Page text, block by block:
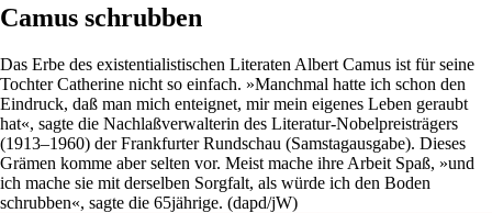
Camus schrubben
Das Erbe des existentialistischen Literaten Albert Camus ist für seine
Tochter Catherine nicht so einfach. »Manchmal hatte ich schon den
Eindruck, daß man mich enteignet, mir mein eigenes Leben geraubt
hat«, sagte die Nachlaßverwalterin des Literatur-Nobelpreisträgers
(1913–1960) der Frankfurter Rundschau (Samstagausgabe). Dieses
Grämen komme aber selten vor. Meist mache ihre Arbeit Spaß, »und
ich mache sie mit derselben Sorgfalt, als würde ich den Boden
schrubben«, sagte die 65jährige. (dapd/jW)